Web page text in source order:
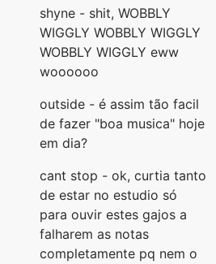
shyne - shit, WOBBLY
WIGGLY WOBBLY WIGGLY
WOBBLY WIGGLY eww
woooooo
outside - é assim tão facil
de fazer "boa musica" hoje
em dia?
cant stop - ok, curtia tanto
de estar no estudio só
para ouvir estes gajos a
falharem as notas
completamente pq nem o